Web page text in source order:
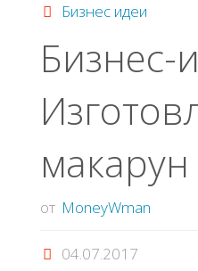
Бизнес идеи
Бизнес-
макарун
от MoneyWman
04.07.2017